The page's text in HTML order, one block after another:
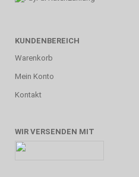
KUNDENBEREICH
Warenkorb
Mein Konto
Kontakt
WIR VERSENDEN MIT